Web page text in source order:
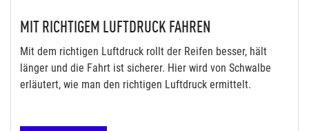
MIT RICHTIGEM LUFTDRUCK FAHREN
Mit dem richtigen Luftdruck rollt der Reifen besser, hält
länger und die Fahrt ist sicherer. Hier wird von Schwalbe
erläutert, wie man den richtigen Luftdruck ermittelt.